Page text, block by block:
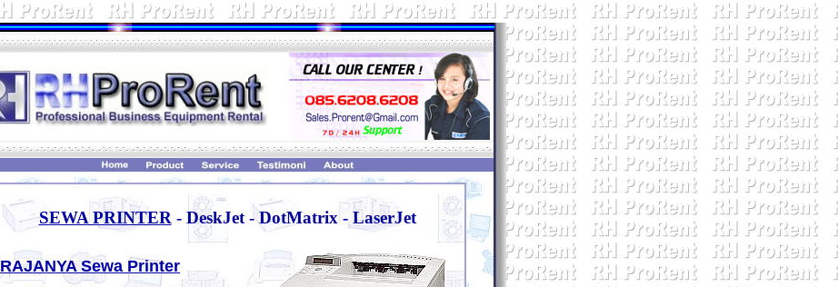
SEWA PRINTER - DeskJet - DotMatrix - LaserJet
RAJANYA Sewa Printer